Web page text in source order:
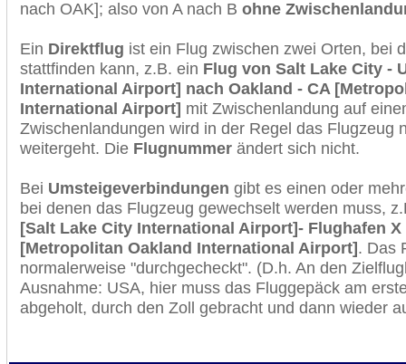
nach OAK]; also von A nach B ohne
Ein Direktflug ist ein Flug zwischen zwei Orten, bei
stattfinden kann, z.B. ein Flug von Salt Lake City -
International Airport] nach Oakland - CA
International Airport] mit Zwischenlandung auf
Zwischenlandungen wird in der Regel das Flugzeug
weitergeht. Die Flugnummer ändert sich nicht.
Bei Umsteigeverbindungen gibt es einen oder
bei denen das Flugzeug gewechselt werden muss,
[Salt Lake City International Airport]- Flughafen X
[Metropolitan Oakland International Airport]. Das
normalerweise "durchgecheckt". (D.h. An den
Ausnahme: USA, hier muss das Fluggepäck am
abgeholt, durch den Zoll gebracht und dann wieder